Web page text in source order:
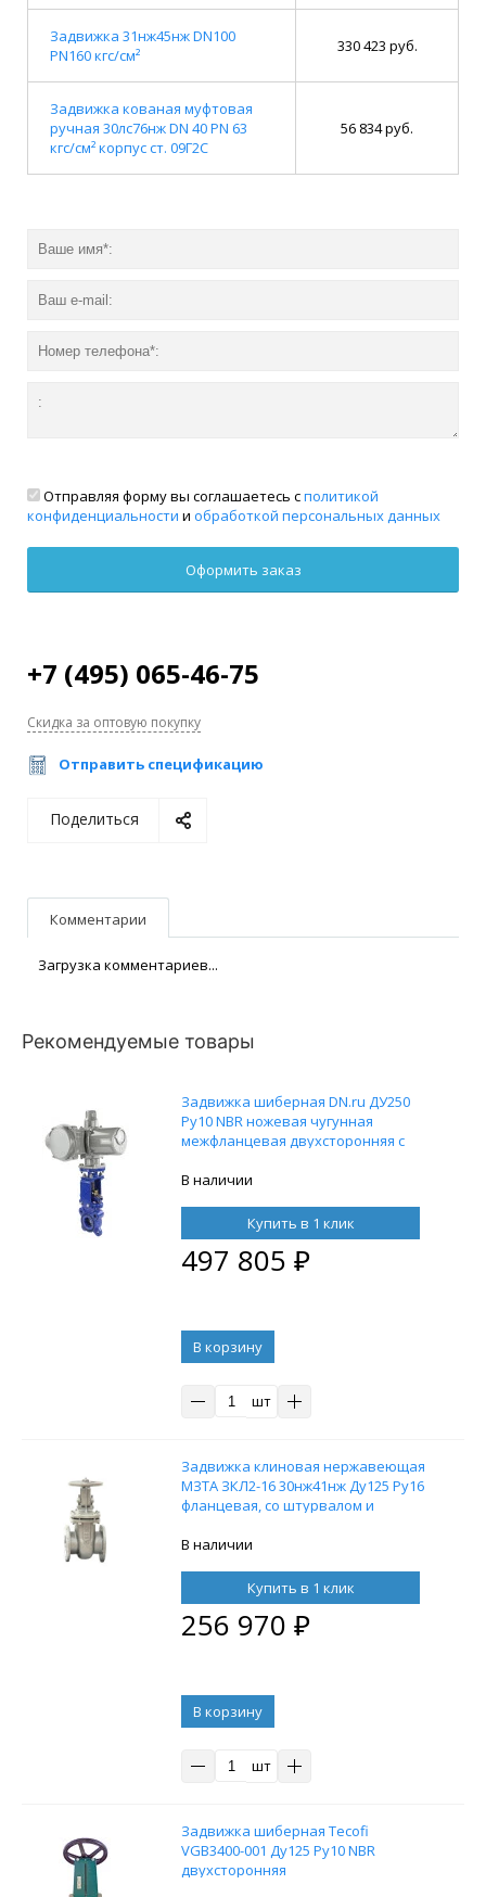
Задвижка 31нж45нж DN100
PN160 кгс/см²
330 423 руб.
Задвижка кованая муфтовая
ручная 30лс76нж DN 40 PN 63
кгс/см² корпус ст. 09Г2С
56 834 руб.
Отправляя форму вы соглашаетесь сполитикой
конфиденциальности и обработкой персональных данных
+7 (495) 065-46-75
Скидка за оптовую покупку
Отправить спецификацию
Поделиться
Комментарии
Загрузка комментариев...
Рекомендуемые товары
Задвижка шиберная DN.ru ДУ250
Ру10 NBR ножевая чугунная
межфланцевая двухсторонняя с
В наличии
Купить в 1 клик
497 805 ₽
В корзину
шт
Задвижка клиновая нержавеющая
МЗТА ЗКЛ2-16 30нж41нж Ду125 Ру16
фланцевая, со штурвалом и
В наличии
Купить в 1 клик
256 970 ₽
В корзину
шт
Задвижка шиберная Tecofi
VGB3400-001 Ду125 Ру10 NBR
двухсторонняя